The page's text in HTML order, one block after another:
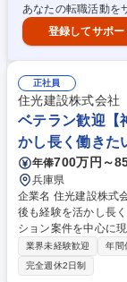
あなたの転職活動を
登録してサポー
正社員
住光建設株式会社
ベテラン歓迎【
かし長く働きた
年俸700万円～
兵庫県
企業名 住光建設株式会社 求人名 ベテラン歓迎【神戸/建築施
後も経験を活かし長く働きたい方歓迎
ション案件を中心に
会社の吉田組のバッ
人1現場を徹底し無理な掛け
の打合せ・工程調整
業界未経験歓迎 年間
完全週休2日制